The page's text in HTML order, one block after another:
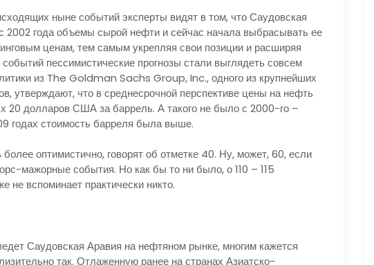
ныне событий эксперты видят в том, что Саудовская
2002 года объемы сырой нефти и сейчас начала выбрасывать ее
ценам, тем самым укрепляя свои позиции и расширяя
пессимистические прогнозы стали выглядеть совсем
из The Goldman Sachs Group, Inc., одного из крупнейших
утверждают, что в среднесрочной перспективе цены на нефть
20 долларов США за баррель. А такого не было с 2000-го –
годах стоимость барреля была выше.
оптимистично, говорят об отметке 40. Ну, может, 60, если
мажорные события. Но как бы то ни было, о 110 – 115
вспоминает практически никто.
Саудовская Аравия на нефтяном рынке, многим кажется
так. Отлаженную ранее на странах Азиатско-